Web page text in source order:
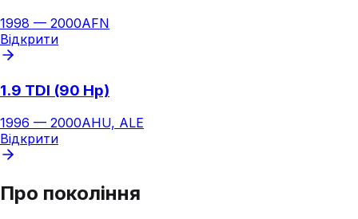
1998 — 2000AFN
Відкрити
1.9 TDI (90 Hp)
1996 — 2000AHU, ALE
Відкрити
Про покоління